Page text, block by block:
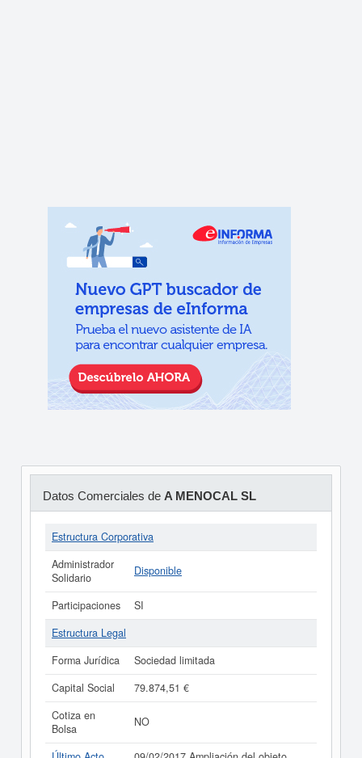
Datos Comerciales de A MENOCAL SL
Estructura Corporativa
Administrador
Solidario
Disponible
Participaciones
SI
Estructura Legal
Forma Jurídica
Sociedad limitada
Capital Social
79.874,51 €
Cotiza en
Bolsa
NO